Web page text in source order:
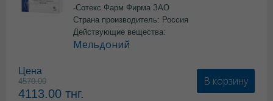
-Сотекс Фарм Фирма ЗАО
Страна производитель: Россия
Действующие вещества:
Мельдоний
Цена
4570.00
4113.00 тнг.
В корзину